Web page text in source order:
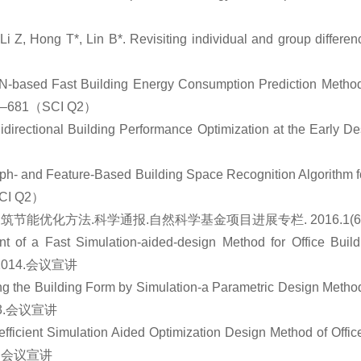
Li Z, Hong T*, Lin B*. Revisiting individual and group
based Fast Building Energy Consumption Prediction
（SCI Q2）
Building Performance Optimization at the Early
and Feature-Based Building Space Recognition
Q2）
节能优化方法.科学通报.自然科学基金项目进展专栏.
of a Fast Simulation-aided-design Method for Office
会议宣讲
the Building Form by Simulation-a Parametric Design
会议宣讲
Simulation Aided Optimization Design Method of
议宣讲